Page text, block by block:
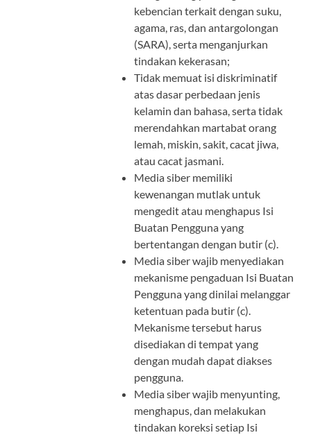
kebencian terkait dengan suku,
agama, ras, dan antargolongan
(SARA), serta menganjurkan
tindakan kekerasan;
Tidak memuat isi diskriminatif
atas dasar perbedaan jenis
kelamin dan bahasa, serta tidak
merendahkan martabat orang
lemah, miskin, sakit, cacat jiwa,
atau cacat jasmani.
Media siber memiliki
kewenangan mutlak untuk
mengedit atau menghapus Isi
Buatan Pengguna yang
bertentangan dengan butir (c).
Media siber wajib menyediakan
mekanisme pengaduan Isi Buatan
Pengguna yang dinilai melanggar
ketentuan pada butir (c).
Mekanisme tersebut harus
disediakan di tempat yang
dengan mudah dapat diakses
pengguna.
Media siber wajib menyunting,
menghapus, dan melakukan
tindakan koreksi setiap Isi